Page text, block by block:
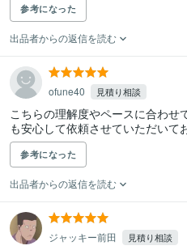
参考になった
出品者からの返信を読む
ofune40 見積り相談
こちらの理解度やペースに合わせ
参考になった
出品者からの返信を読む
ジャッキー前田 見積り相談